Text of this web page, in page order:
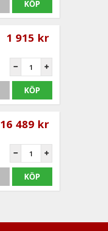
KÖP
1 915 kr
KÖP
16 489 kr
KÖP